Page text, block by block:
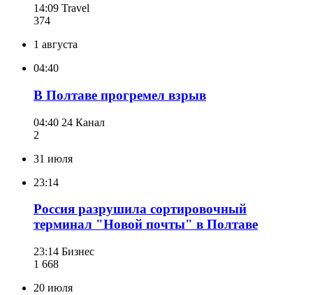
14:09 Travel
374
1 августа
04:40
В Полтаве прогремел взрыв
04:40 24 Канал
2
31 июля
23:14
Россия разрушила сортировочный
терминал "Новой почты" в Полтаве
23:14 Бизнес
1 668
20 июля